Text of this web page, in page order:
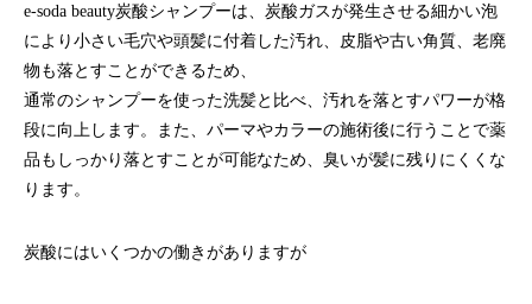
e-soda beauty炭酸シャンプーは、炭酸ガスが発生させる細かい泡
により小さい毛穴や頭髪に付着した汚れ、皮脂や古い角質、老廃
物も落とすことができるため、
通常のシャンプーを使った洗髪と比べ、汚れを落とすパワーが格
段に向上します。また、パーマやカラーの施術後に行うことで薬
品もしっかり落とすことが可能なため、臭いが髪に残りにくくな
ります。
炭酸にはいくつかの働きがありますが